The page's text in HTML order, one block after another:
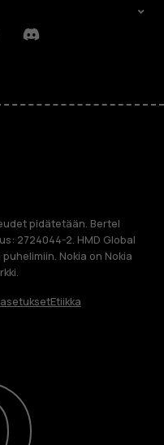
Discord
pidätetään. Bertel
2724044-2. HMD Global
Nokia on Nokia
Etiikka